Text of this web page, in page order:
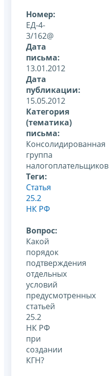
Номер:
ЕД-4-
3/162@
Дата
письма:
13.01.2012
Дата
публикации:
15.05.2012
Категория
(тематика)
письма:
Консолидированная
группа
налогоплательщиков
Теги:
Статья
25.2
НК РФ
Вопрос:
Какой
порядок
подтверждения
отдельных
условий
предусмотренных
статьей
25.2
НК РФ
при
создании
КГН?